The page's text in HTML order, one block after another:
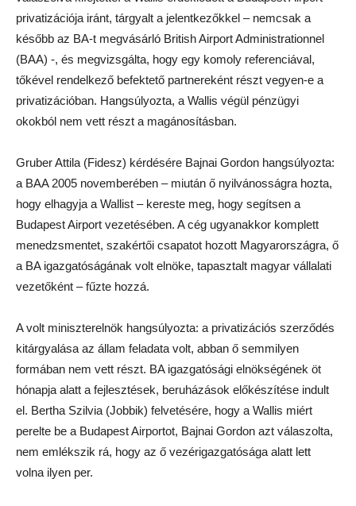
privatizációja iránt, tárgyalt a jelentkezőkkel – nemcsak a
később az BA-t megvásárló British Airport Administrationnel
(BAA) -, és megvizsgálta, hogy egy komoly referenciával,
tőkével rendelkező befektető partnereként részt vegyen-e a
privatizációban. Hangsúlyozta, a Wallis végül pénzügyi
okokból nem vett részt a magánosításban.
Gruber Attila (Fidesz) kérdésére Bajnai Gordon hangsúlyozta:
a BAA 2005 novemberében – miután ő nyilvánosságra hozta,
hogy elhagyja a Wallist – kereste meg, hogy segítsen a
Budapest Airport vezetésében. A cég ugyanakkor komplett
menedzsmentet, szakértői csapatot hozott Magyarországra, ő
a BA igazgatóságának volt elnöke, tapasztalt magyar vállalati
vezetőként – fűzte hozzá.
A volt miniszterelnök hangsúlyozta: a privatizációs szerződés
kitárgyalása az állam feladata volt, abban ő semmilyen
formában nem vett részt. BA igazgatósági elnökségének öt
hónapja alatt a fejlesztések, beruházások előkészítése indult
el. Bertha Szilvia (Jobbik) felvetésére, hogy a Wallis miért
perelte be a Budapest Airportot, Bajnai Gordon azt válaszolta,
nem emlékszik rá, hogy az ő vezérigazgatósága alatt lett
volna ilyen per.